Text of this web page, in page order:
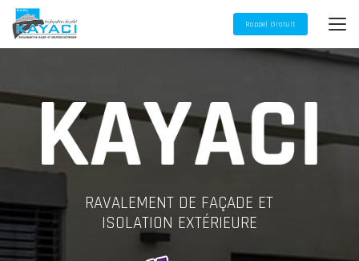
Aller
contenu
principal
Rappel Gratuit
RAVALEMENT DE FAÇADE ET
ISOLATION EXTÉRIEURE